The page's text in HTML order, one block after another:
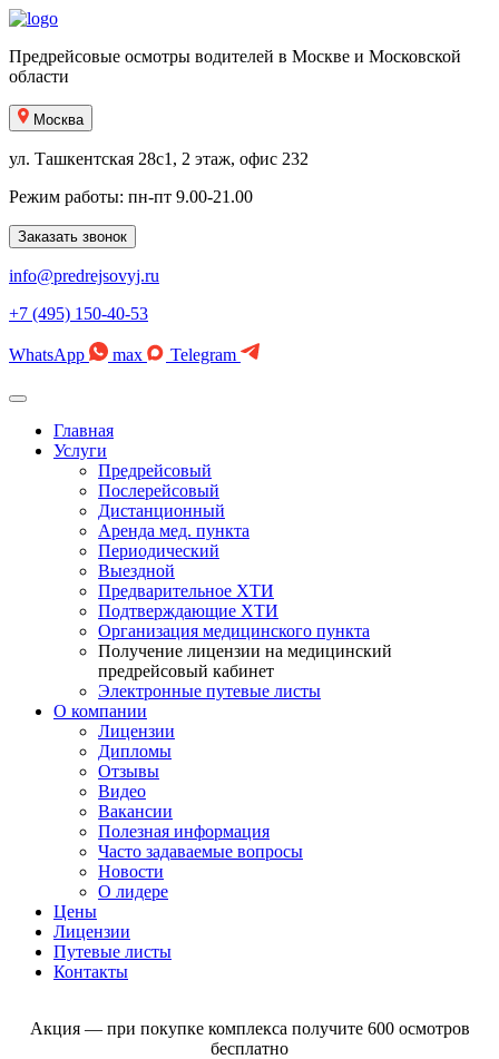
Предрейсовые осмотры водителей в Москве и Московской
области
Москва
ул. Ташкентская 28с1, 2 этаж, офис 232
Режим работы: пн-пт 9.00-21.00
Заказать звонок
info@predrejsovyj.ru
+7 (495) 150-40-53
WhatsApp max Telegram
Главная
Услуги
Предрейсовый
Послерейсовый
Дистанционный
Аренда мед. пункта
Периодический
Выездной
Предварительное ХТИ
Подтверждающие ХТИ
Организация медицинского пункта
Получение лицензии на медицинский
предрейсовый кабинет
Электронные путевые листы
О компании
Лицензии
Дипломы
Отзывы
Видео
Вакансии
Полезная информация
Часто задаваемые вопросы
Новости
О лидере
Цены
Лицензии
Путевые листы
Контакты
Акция— при покупке комплекса получите 600 осмотров
бесплатно